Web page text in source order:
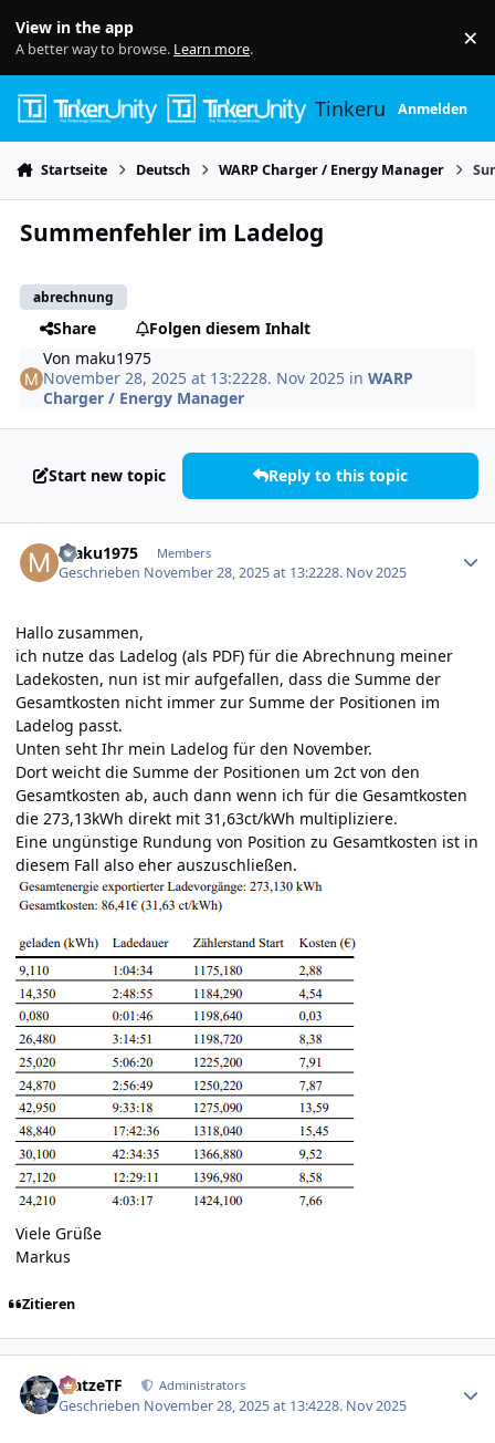
View in the app
A better way to browse. Learn more. ×
TinkerunityAnmelden
Startseite Deutsch WARP Charger / Energy Manager
Summenfehler im Ladelog
abrechnung
Share
Folgen diesem Inhalt
Von maku1975
November 28, 2025 at 13:2228. Nov 2025 inWARP
Charger / Energy Manager
Start new topic Reply to this topic
maku1975 Members
Geschrieben November 28, 2025 at 13:2228. Nov 2025
Hallo zusammen,
ich nutze das Ladelog (als PDF) für die Abrechnung meiner
Ladekosten, nun ist mir aufgefallen, dass die Summe der
Gesamtkosten nicht immer zur Summe der Positionen im
Ladelog passt.
Unten seht Ihr mein Ladelog für den November.
Dort weicht die Summe der Positionen um 2ct von den
Gesamtkosten ab, auch dann wenn ich für die Gesamtkosten
die 273,13kWh direkt mit 31,63ct/kWh multipliziere.
Eine ungünstige Rundung von Position zu Gesamtkosten ist in
diesem Fall also eher auszuschließen.
Viele Grüße
Markus
Zitieren
MatzeTF Administrators
Geschrieben November 28, 2025 at 13:4228. Nov 2025